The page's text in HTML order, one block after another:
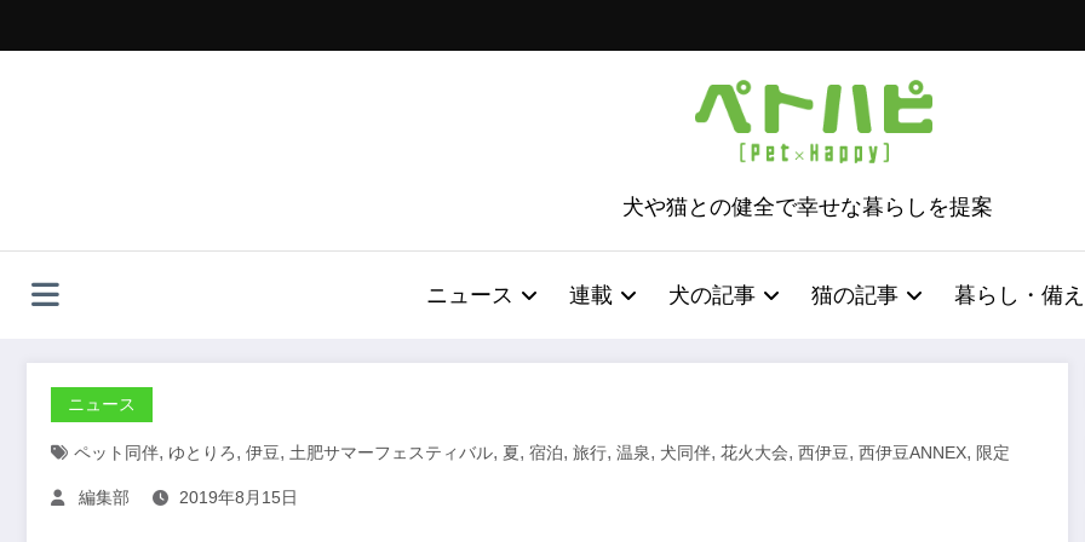
ッ
犬や猫との健全で幸せな暮らしを提案
ニュース 連載 犬の記事 猫の記事 暮らし・備え
ニュース
ペット同伴, ゆとりろ, 伊豆, 土肥サマーフェスティバル, 夏, 宿泊, 旅行, 温泉, 犬同伴, 花火大会, 西伊豆, 西伊豆ANNEX, 限定
編集部 2019年8月15日